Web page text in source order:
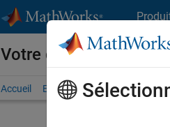
Votre carrière chez
Accueil Explorer nos opportunités